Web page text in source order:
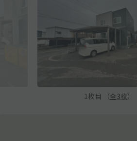
1 枚目 （全3枚）